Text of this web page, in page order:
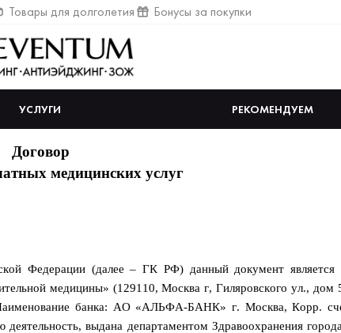
Товары для долголетия Бонусы за покупки
УСЛУГИ РЕКОМЕНДУЕМ
Договор
медицинских услуг
Федерации (далее – ГК РФ) данный документ
медицины» (129110, Москва г, Гиляровского ул., дом
банка: АО «АЛЬФА-БАНК» г. Москва, Корр.
выдана департаментом Здравоохранения